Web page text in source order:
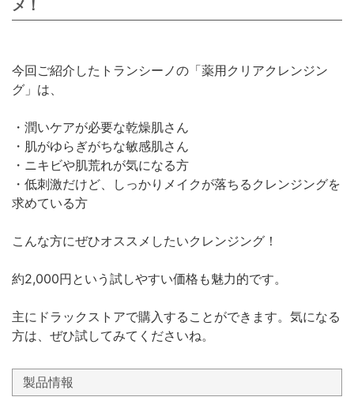
メ！
今回ご紹介したトランシーノの「薬用クリアクレンジン
グ」は、
・潤いケアが必要な乾燥肌さん
・肌がゆらぎがちな敏感肌さん
・ニキビや肌荒れが気になる方
・低刺激だけど、しっかりメイクが落ちるクレンジングを
求めている方
こんな方にぜひオススメしたいクレンジング！
約2,000円という試しやすい価格も魅力的です。
主にドラックストアで購入することができます。気になる
方は、ぜひ試してみてくださいね。
製品情報